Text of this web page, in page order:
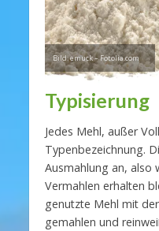
Bild: emuck – Fotolia.com
Typisierung
Jedes Mehl, außer
Typenbezeichnung.
Ausmahlung an, also
Vermahlen erhalten
genutzte Mehl mit
gemahlen und